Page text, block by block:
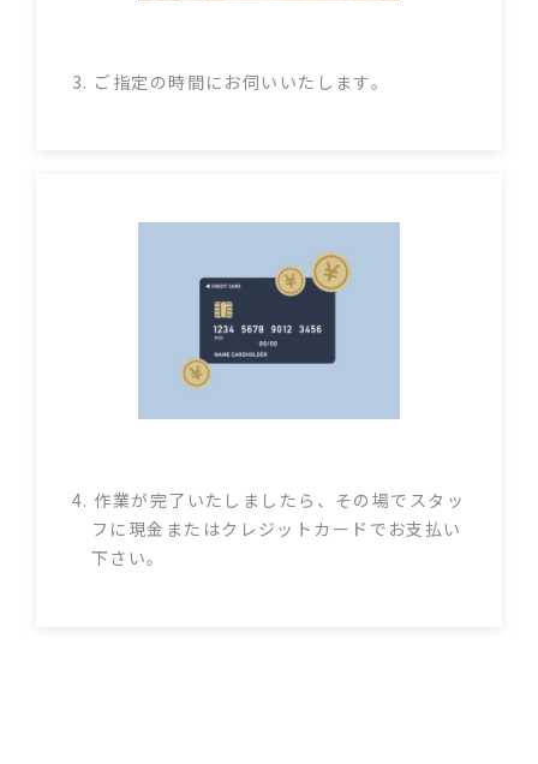
3. ご指定の時間にお伺いいたします。
4. 作業が完了いたしましたら、その場でスタッ
フに現金またはクレジットカードでお支払い
下さい。